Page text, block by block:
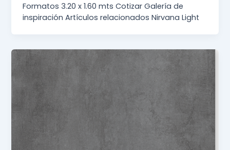
Formatos 3.20 x 1.60 mts Cotizar Galería de
inspiración Artículos relacionados Nirvana Light